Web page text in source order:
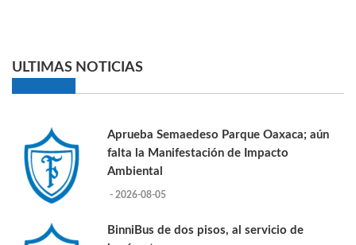
ULTIMAS NOTICIAS
Aprueba Semaedeso Parque Oaxaca; aún
falta la Manifestación de Impacto
Ambiental
- 2026-08-05
BinniBus de dos pisos, al servicio de